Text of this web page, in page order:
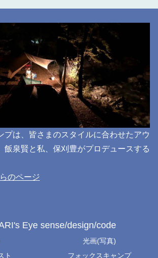
プは、皆さまのスタイルに合わせたアウ
飯泉賢と私、保刈豊がプロデュースする
のページ
Eye sense/design/code
光画(写真)
ト
フォックスキャンプ